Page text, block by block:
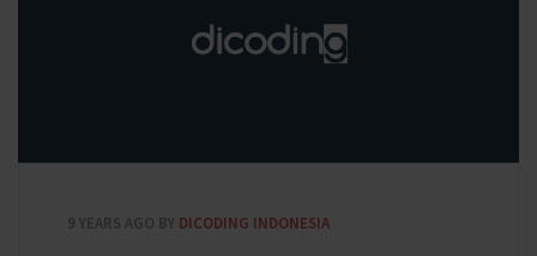
9 YEARS AGO BY DICODING INDONESIA